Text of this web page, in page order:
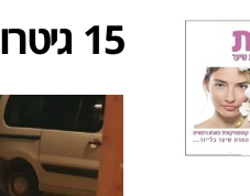
15 גיטרות חדשות לחיילים